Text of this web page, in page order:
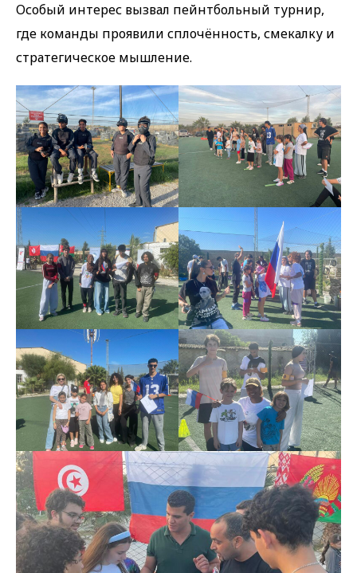
Особый интерес вызвал пейнтбольный турнир,
где команды проявили сплочённость, смекалку и
стратегическое мышление.